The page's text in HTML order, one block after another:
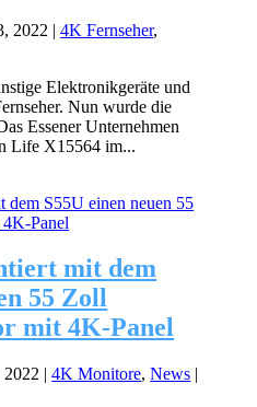
2022 |4K Fernseher,
Elektronikgeräte und
Nun wurde die
Essener Unternehmen
Life X15564 im...
mit dem
55 Zoll
mit 4K-Panel
|4K Monitore,News |